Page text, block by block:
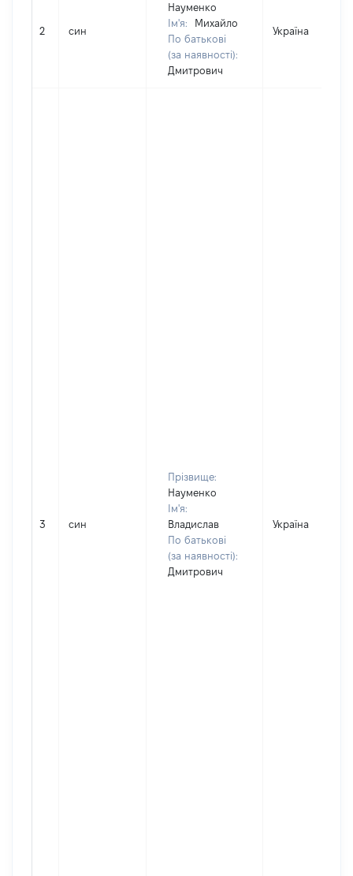
2 син
Науменко
Ім'я:
Михайло
По батькові
(за наявності):
Дмитрович
Україна
3 син
Прізвище:
Науменко
Ім'я:
Владислав
По батькові
(за наявності):
Дмитрович
Україна